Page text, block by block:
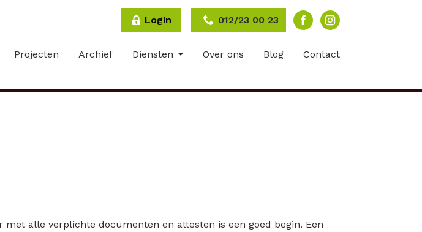
Login
012/23 00 23
Projecten Archief Diensten Over ons Blog Contact
alle verplichte documenten en attesten is een goed begin. Een